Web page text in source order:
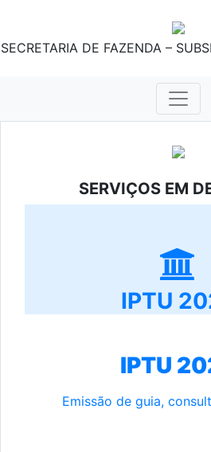
SECRETARIA DE FAZENDA –
SERVIÇOS EM
IPTU
IPTU
Emissão de guia,